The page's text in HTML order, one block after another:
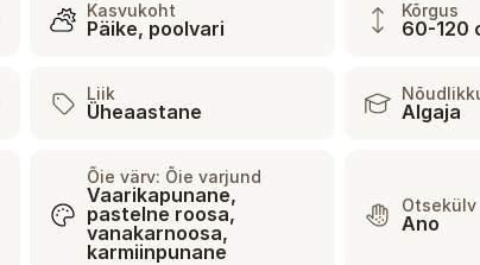
Kasvukoht
Päike, poolvari
Kõrgus
60-120
Liik
Üheaastane Algaja
Õie värv: Õie varjund
Vaarikapunane,
pastelne roosa,
vanakarnoosa,
karmiinpunane
Otsekülv
Ano